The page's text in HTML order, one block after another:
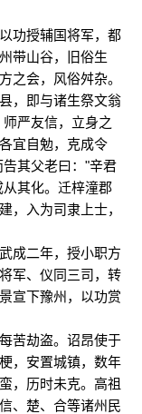
功授辅国将军，都
带山谷，旧俗生
之会，风俗舛杂。
，即与诸生祭文翁
严友信，立身之
宜自勉，克成令
其父老曰："辛君
其化。迁梓潼郡
，入为司隶上士，
成二年，授小职方
军、仪同三司，转
宣下豫州，以功赏
苦劫盗。诏昂使于
，安置城镇，数年
，历时未克。高祖
、楚、合等诸州民